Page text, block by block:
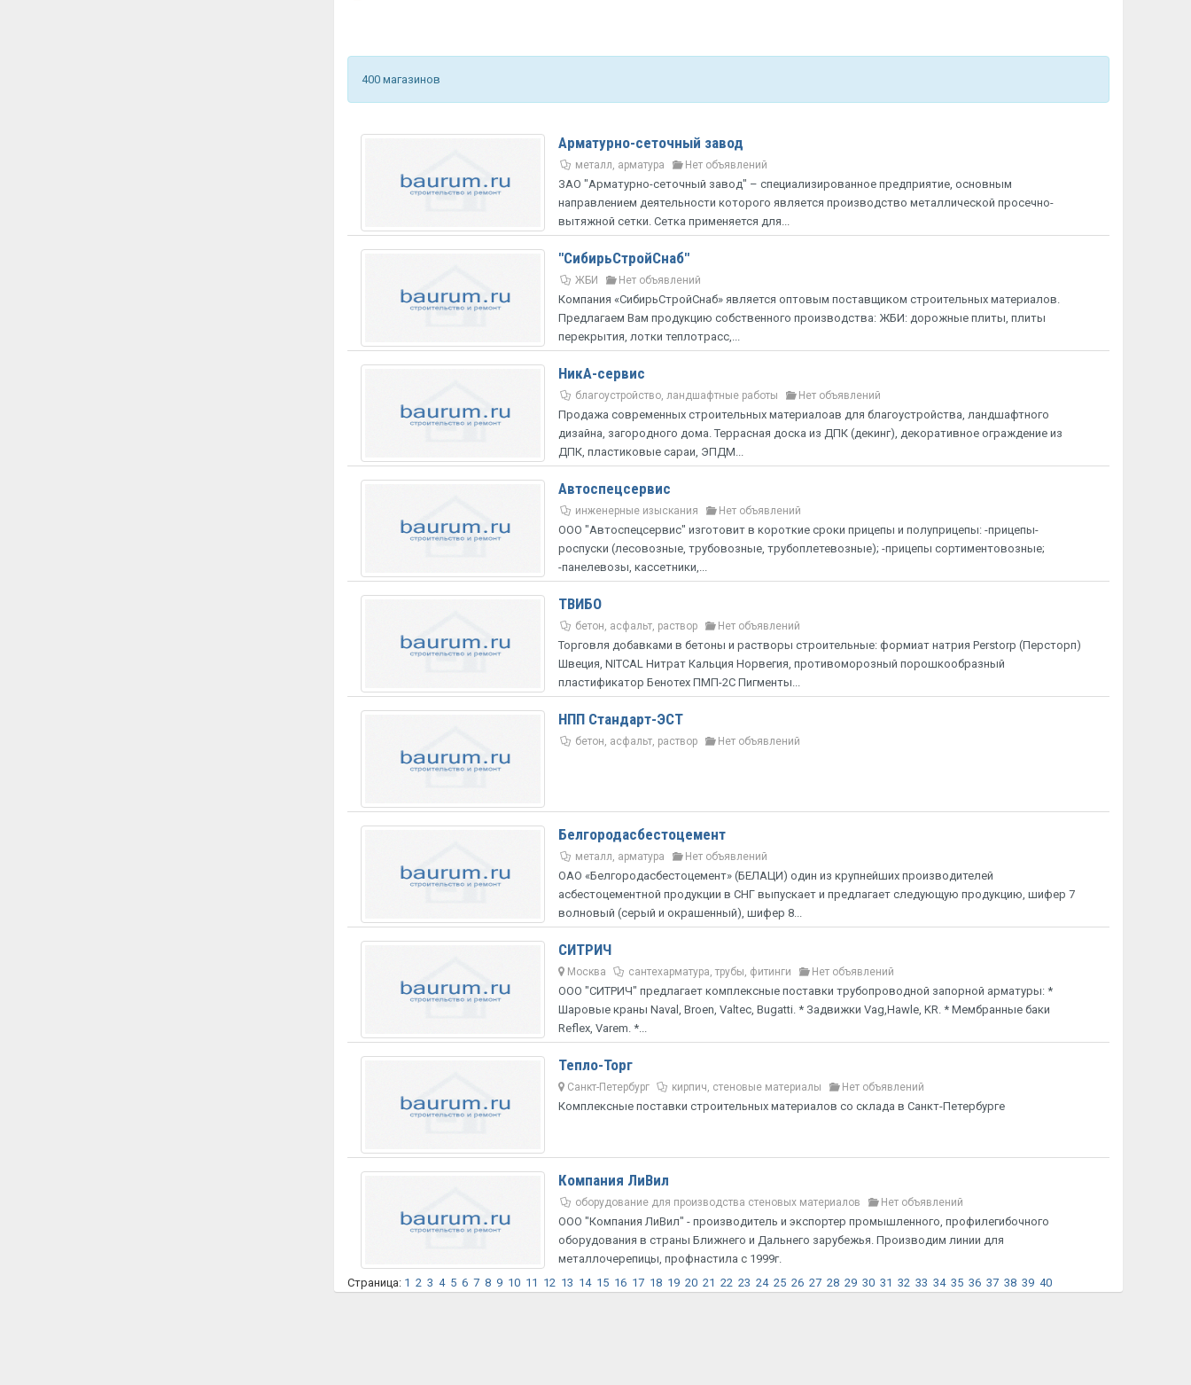
400 магазинов
Арматурно-сеточный завод
металл, арматура Нет объявлений
ЗАО "Арматурно-сеточный завод" – специализированное предприятие, основным
направлением деятельности которого является производство металлической просечно-
вытяжной сетки. Сетка применяется для...
"СибирьСтройСнаб"
ЖБИ Нет объявлений
Компания «СибирьСтройСнаб» является оптовым поставщиком строительных материалов.
Предлагаем Вам продукцию собственного производства: ЖБИ: дорожные плиты, плиты
перекрытия, лотки теплотрасс,...
НикА-сервис
благоустройство, ландшафтные работы Нет объявлений
Продажа современных строительных материалоав для благоустройства, ландшафтного
дизайна, загородного дома. Террасная доска из ДПК (декинг), декоративное ограждение из
ДПК, пластиковые сараи, ЭПДМ...
Автоспецсервис
инженерные изыскания Нет объявлений
ООО "Автоспецсервис" изготовит в короткие сроки прицепы и полуприцепы: -прицепы-
роспуски (лесовозные, трубовозные, трубоплетевозные); -прицепы сортиментовозные;
-панелевозы, кассетники,...
ТВИБО
бетон, асфальт, раствор Нет объявлений
Торговля добавками в бетоны и растворы строительные: формиат натрия Perstorp (Персторп)
Швеция, NITCAL Нитрат Кальция Норвегия, противоморозный порошкообразный
пластификатор Бенотех ПМП-2С Пигменты...
НПП Стандарт-ЭСТ
бетон, асфальт, раствор Нет объявлений
Белгородасбестоцемент
металл, арматура Нет объявлений
ОАО «Белгородасбестоцемент» (БЕЛАЦИ) один из крупнейших производителей
асбестоцементной продукции в СНГ выпускает и предлагает следующую продукцию, шифер 7
волновый (серый и окрашенный), шифер 8...
СИТРИЧ
Москва сантехарматура, трубы, фитинги Нет объявлений
ООО "СИТРИЧ" предлагает комплексные поставки трубопроводной запорной арматуры: *
Шаровые краны Naval, Broen, Valtec, Bugatti. * Задвижки Vag,Hawle, KR. * Мембранные баки
Reflex, Varem. *...
Тепло-Торг
Санкт-Петербург кирпич, стеновые материалы Нет объявлений
Комплексные поставки строительных материалов со склада в Санкт-Петербурге
Компания ЛиВил
оборудование для производства стеновых материалов Нет объявлений
ООО "Компания ЛиВил" - производитель и экспортер промышленного, профилегибочного
оборудования в страны Ближнего и Дальнего зарубежья. Производим линии для
металлочерепицы, профнастила с 1999г.
Страница: 1 2 3 4 5 6 7 8 9 10 11 12 13 14 15 16 17 18 19 20 21 22 23 24 25 26 27 28 29 30 31 32 33 34 35 36 37 38 39 40